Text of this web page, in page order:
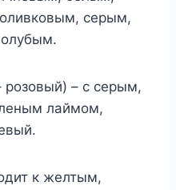
серым,
розовый) – с серым,
лаймом,
к желтым,